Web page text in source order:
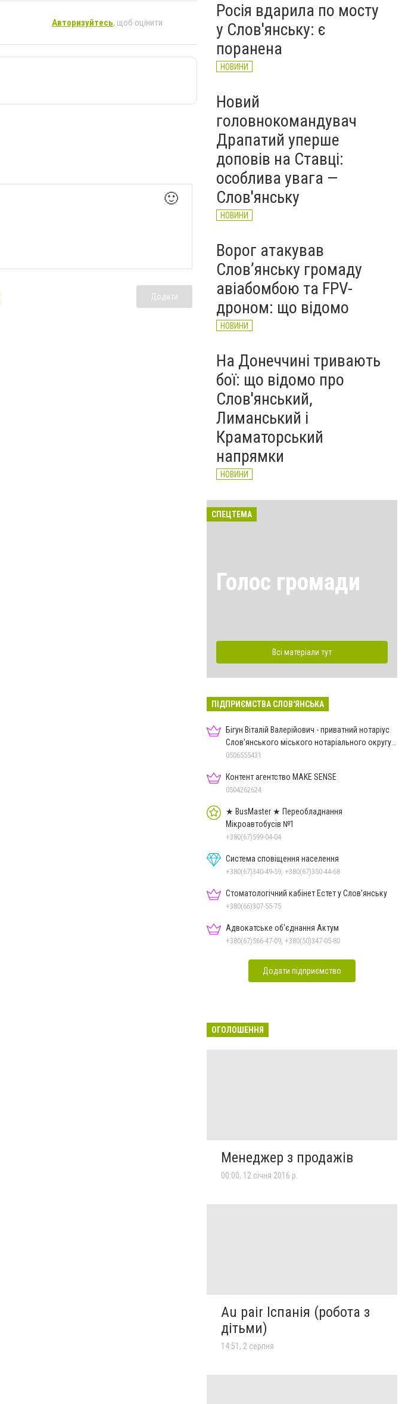
Авторизуйтесь, щоб оцінити
🙂
Додати
Росія вдарила по мосту
у Слов'янську: є
поранена
НОВИНИ
Новий
головнокомандувач
Драпатий уперше
доповів на Ставці:
особлива увага —
Слов'янську
НОВИНИ
Ворог атакував
Слов’янську громаду
авіабомбою та FPV-
дроном: що відомо
НОВИНИ
На Донеччині тривають
бої: що відомо про
Слов'янський,
Лиманський і
Краматорський
напрямки
НОВИНИ
СПЕЦТЕМА
Голос громади
Всі матеріали тут
ПІДПРИЄМСТВА СЛОВ'ЯНСЬКА
Бігун Віталій Валерійович - приватний нотаріус
Слов'янського міського нотаріального округу
Дон.обл.
0506555431
Контент агентство MAKE SENSE
0504262624
★ BusMaster ★ Переобладнання
Мікроавтобусів №1
+380(67)599-04-04
Система сповіщення населення
+380(67)340-49-59, +380(67)350-44-68
Стоматологічний кабінет Естет у Слов'янську
+380(66)307-55-75
Адвокатське об'єднання Актум
+380(67)566-47-09, +380(50)347-05-80
Додати підприємство
ОГОЛОШЕННЯ
Менеджер з продажів
00:00, 12 січня 2016 р.
Au pair Іспанія (робота з
дітьми)
14:51, 2 серпня